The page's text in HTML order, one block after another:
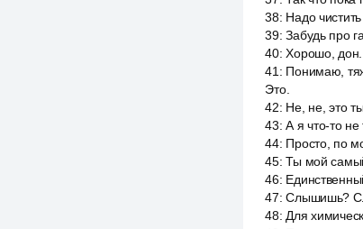
38: Надо
39:Забудь про
40:Хорошо, дон.
41 : Понимаю,
Это.
42: Не, не, это
43:А я что-то не
44: Просто, по
45:Ты мой
46:
47:Слышишь?
48: Для